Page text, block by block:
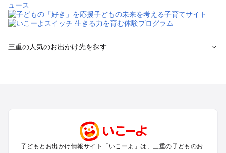
三重の人気のお出かけ先を探す
志摩・南伊勢のプールお出かけ
伊勢・二見のプールお出かけ
子どもとお出かけ情報サイト「いこーよ」は、三重の子どものお